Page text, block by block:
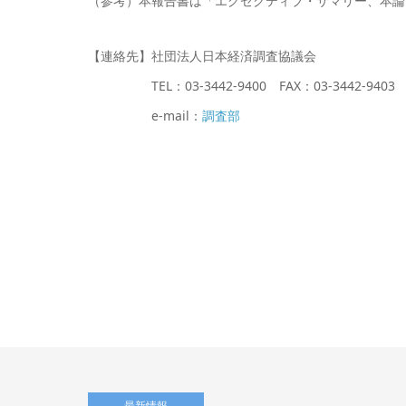
【連絡先】社団法人日本経済調査協議会
TEL：03-3442-9400 FAX：03-3442-9403
e-mail： 調査部